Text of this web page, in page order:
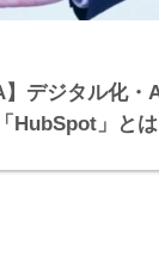
】デジタル化・
「HubSpot」とは